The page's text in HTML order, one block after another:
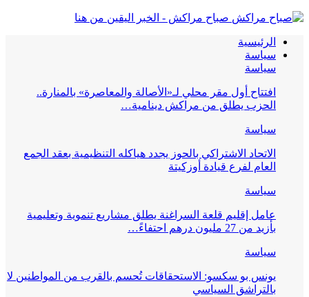
صباح مراكش - الخبر اليقين من هنا
الرئيسية
سياسة
سياسة
افتتاح أول مقر محلي لـ«الأصالة والمعاصرة» بالمنارة..
الحزب يطلق من مراكش دينامية…
سياسة
الاتحاد الاشتراكي بالحوز يجدد هياكله التنظيمية بعقد الجمع
العام لفرع قيادة أوزكيتة
سياسة
عامل إقليم قلعة السراغنة يطلق مشاريع تنموية وتعليمية
بأزيد من 27 مليون درهم احتفاءً…
سياسة
يونس بو سكسو: الاستحقاقات تُحسم بالقرب من المواطنين لا
بالتراشق السياسي